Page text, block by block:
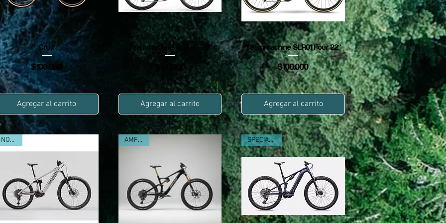
Vista rápida
Crux
Precio
$100.000
Agregar al carrito
Vista rápida
Teammachine SLR 25-26"
Precio
$100.000
Agregar al carrito
Vista rápida
Teammachine SLR01 Four 22"
Precio
$100.000
Agregar al carrito
NORCO AMFLOW SPECIALIZED